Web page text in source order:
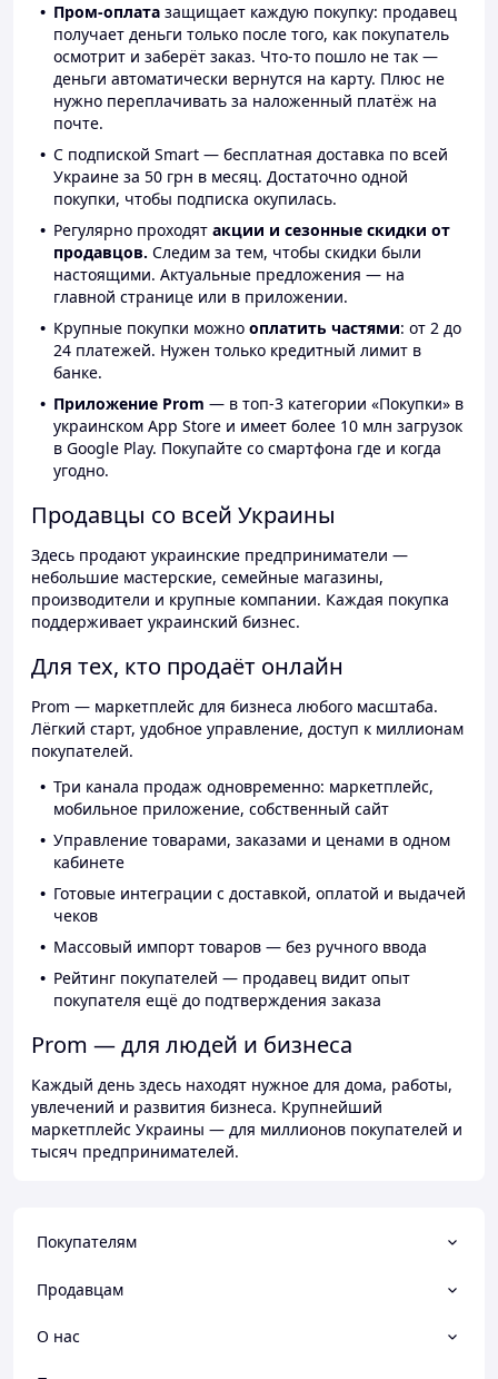
Пром-оплата защищает каждую покупку: продавец
получает деньги только после того, как покупатель
осмотрит и заберёт заказ. Что-то пошло не так —
деньги автоматически вернутся на карту. Плюс не
нужно переплачивать за наложенный платёж на
почте.
С подпиской Smart — бесплатная доставка по всей
Украине за 50 грн в месяц. Достаточно одной
покупки, чтобы подписка окупилась.
Регулярно проходят акции и сезонные скидки от
продавцов. Следим за тем, чтобы скидки были
настоящими. Актуальные предложения — на
главной странице или в приложении.
Крупные покупки можно оплатить частями: от 2 до
24 платежей. Нужен только кредитный лимит в
банке.
Приложение Prom — в топ-3 категории «Покупки» в
украинском App Store и имеет более 10 млн загрузок
в Google Play. Покупайте со смартфона где и когда
угодно.
Продавцы со всей Украины
Здесь продают украинские предприниматели —
небольшие мастерские, семейные магазины,
производители и крупные компании. Каждая покупка
поддерживает украинский бизнес.
Для тех, кто продаёт онлайн
Prom — маркетплейс для бизнеса любого масштаба.
Лёгкий старт, удобное управление, доступ к миллионам
покупателей.
Три канала продаж одновременно: маркетплейс,
мобильное приложение, собственный сайт
Управление товарами, заказами и ценами в одном
кабинете
Готовые интеграции с доставкой, оплатой и выдачей
чеков
Массовый импорт товаров — без ручного ввода
Рейтинг покупателей — продавец видит опыт
покупателя ещё до подтверждения заказа
Prom — для людей и бизнеса
Каждый день здесь находят нужное для дома, работы,
увлечений и развития бизнеса. Крупнейший
маркетплейс Украины — для миллионов покупателей и
тысяч предпринимателей.
Покупателям
Продавцам
О нас